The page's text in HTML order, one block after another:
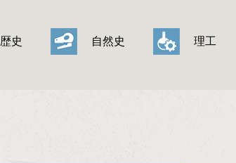
歴史 自然史 理工